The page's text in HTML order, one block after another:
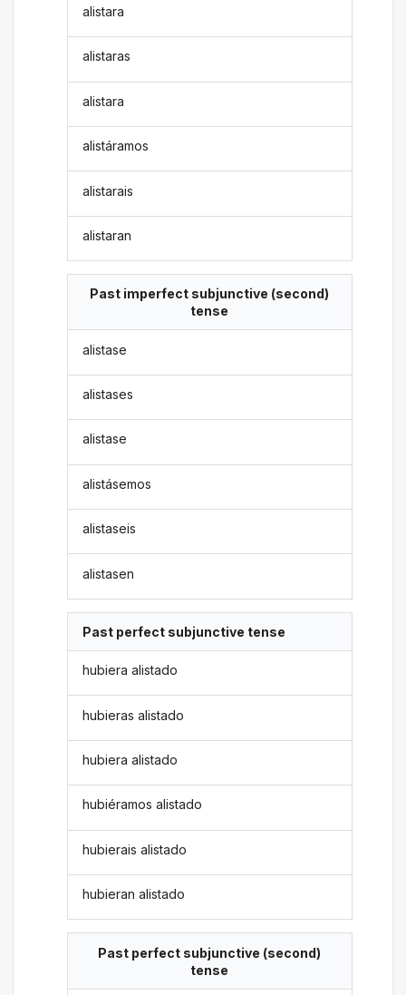
alistara
alistaras
alistara
alistáramos
alistarais
alistaran
Past imperfect subjunctive (second)
tense
alistase
alistases
alistase
alistásemos
alistaseis
alistasen
Past perfect subjunctive tense
hubiera alistado
hubieras alistado
hubiera alistado
hubiéramos alistado
hubierais alistado
hubieran alistado
Past perfect subjunctive (second)
tense